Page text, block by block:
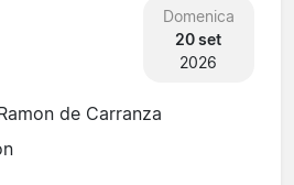
Domenica
20 set
2026
de Carranza